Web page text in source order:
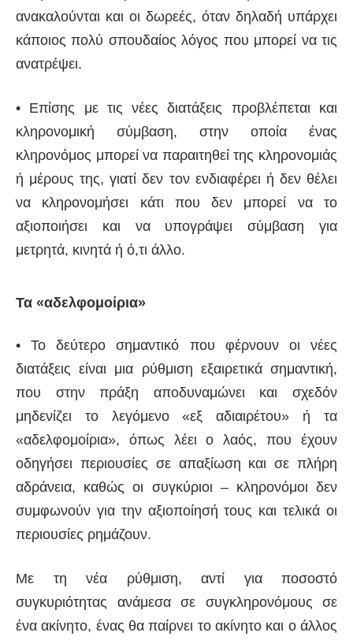
ανακαλούνται και οι δωρεές, όταν δηλαδή υπάρχει
κάποιος πολύ σπουδαίος λόγος που μπορεί να τις
ανατρέψει.
• Επίσης με τις νέες διατάξεις προβλέπεται και
κληρονομική σύμβαση, στην οποία ένας
κληρονόμος μπορεί να παραιτηθεί της κληρονομιάς
ή μέρους της, γιατί δεν τον ενδιαφέρει ή δεν θέλει
να κληρονομήσει κάτι που δεν μπορεί να το
αξιοποιήσει και να υπογράψει σύμβαση για
μετρητά, κινητά ή ό,τι άλλο.
Τα «αδελφομοίρια»
• Το δεύτερο σημαντικό που φέρνουν οι νέες
διατάξεις είναι μια ρύθμιση εξαιρετικά σημαντική,
που στην πράξη αποδυναμώνει και σχεδόν
μηδενίζει το λεγόμενο «εξ αδιαιρέτου» ή τα
«αδελφομοίρια», όπως λέει ο λαός, που έχουν
οδηγήσει περιουσίες σε απαξίωση και σε πλήρη
αδράνεια, καθώς οι συγκύριοι – κληρονόμοι δεν
συμφωνούν για την αξιοποίησή τους και τελικά οι
περιουσίες ρημάζουν.
Με τη νέα ρύθμιση, αντί για ποσοστό
συγκυριότητας ανάμεσα σε συγκληρονόμους σε
ένα ακίνητο, ένας θα παίρνει το ακίνητο και ο άλλος